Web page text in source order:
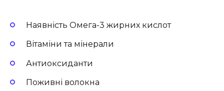
Наявність Омега-3 жирних кислот
Вітаміни та мінерали
Антиоксиданти
Поживні волокна